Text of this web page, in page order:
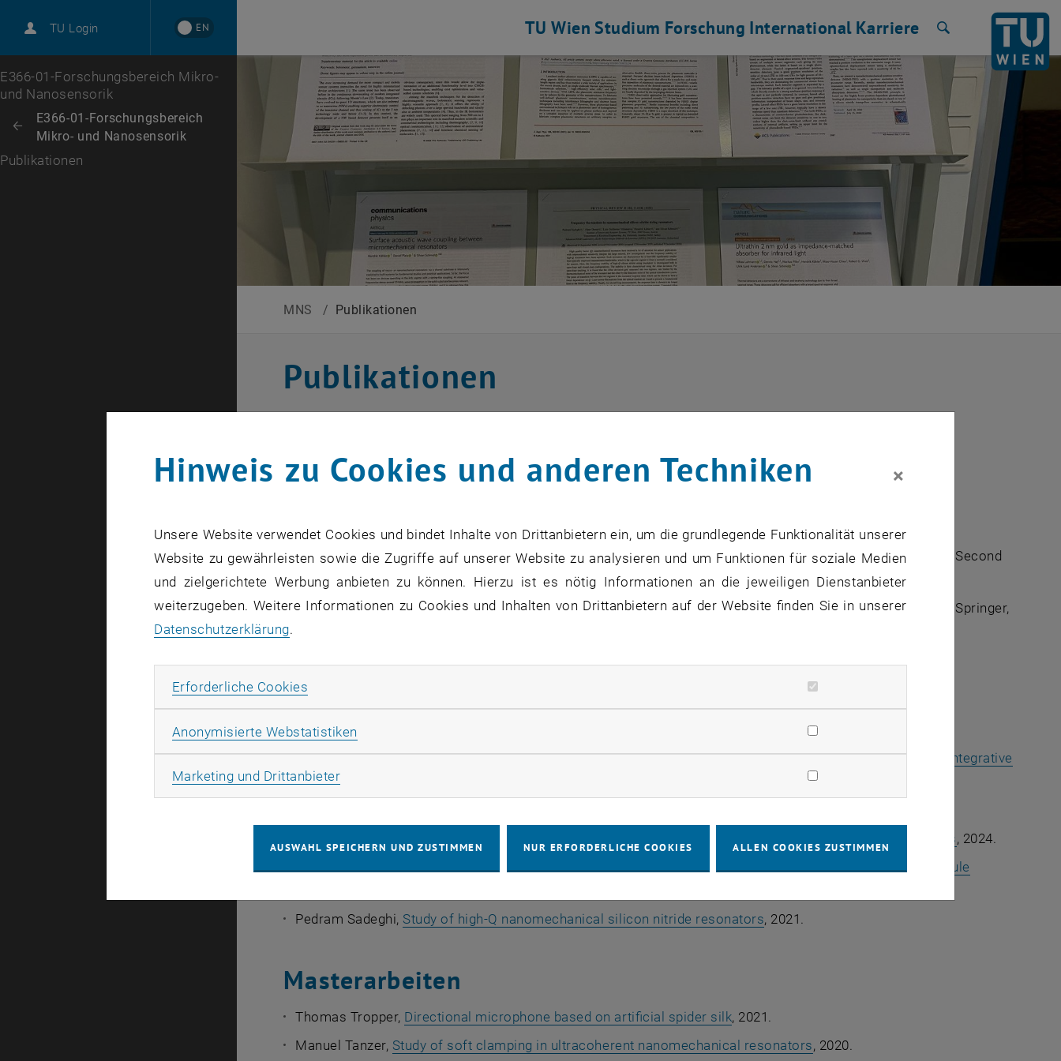
TU Login EN
Karriere
Zur 1. Menü Ebene
E366-01-Forschungsbereich Mikro-
und Nanosensorik
Zurück: Subseiten von E366-01-Forschungsbereich Mikro- und Nanosensorik auflisten
Zurück zur letzten Ebene:
E366-01-Forschungsbereich
Mikro- und Nanosensorik
Publikationen
TU Wien Studium Forschung International Karriere
MNS / Publikationen
Publikationen
Unsere Vorabdrucke auf
Silvan Schmid, L. Guillermo Villanueva, Michael L. Roukes,Fundamentals of Nanomechanical Resonators
, Second
Edition, Springer Nature, 2023.
Silvan Schmid, L. Guillermo Villanueva, Michael L. Roukes,Fundamentals of Nanomechanical Resonators
, Springer,
Dissertationen
Kostas Kanellopulos,
Hajrudin Bešić,Advanced Techniques for Resonance Frequency Monitoring in Nanomechanical Sensing: Integrative
Approaches and Applications
Transduction and coupling of nanomechanical pillar resonators by surface acoustic waves, 2024.
Miao-Hsuan Chien,Nanoelectromechanical photothermal microscopy and spectroscopy for single-molecule
Pedram Sadeghi, Study of high-Q nanomechanical silicon nitride resonators, 2021.
Masterarbeiten
Thomas Tropper, Directional microphone based on artificial spider silk, 2021.
Manuel Tanzer, Study of soft clamping in ultracoherent nanomechanical resonators, 2020.
Hinweis zu Cookies und anderen Techniken ×
Unsere Website verwendet Cookies und bindet Inhalte von Drittanbietern ein, um die grundlegende Funktionalität unserer
Website zu gewährleisten sowie die Zugriffe auf unserer Website zu analysieren und um Funktionen für soziale Medien
und zielgerichtete Werbung anbieten zu können. Hierzu ist es nötig Informationen an die jeweiligen Dienstanbieter
weiterzugeben. Weitere Informationen zu Cookies und Inhalten von Drittanbietern auf der Website finden Sie in unserer
Datenschutzerklärung.
Erforderliche Cookies
Anonymisierte Webstatistiken
Marketing und DrittanbieterMarketing Cookies zulassen
AUSWAHL SPEICHERN UND ZUSTIMMEN NUR ERFORDERLICHE COOKIES ALLEN COOKIES ZUSTIMMEN